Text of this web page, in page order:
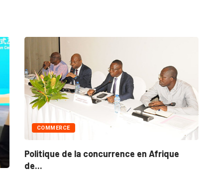
COMMERCE
Politique de la concurrence en Afrique
de...